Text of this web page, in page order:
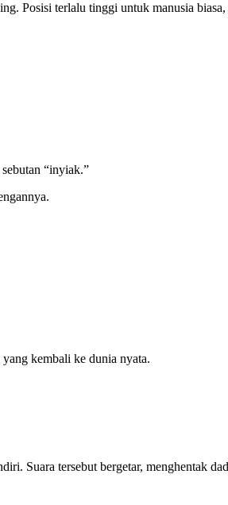
Posisi terlalu tinggi untuk manusia
“inyiak.”
kembali ke dunia nyata.
Suara tersebut bergetar, menghentak